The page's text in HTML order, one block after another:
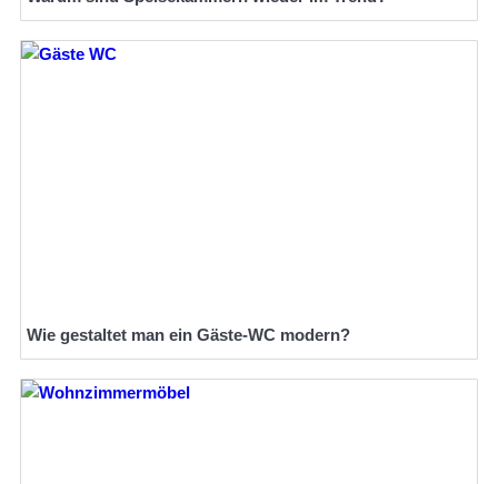
Wie gestaltet man ein Gäste-WC modern?